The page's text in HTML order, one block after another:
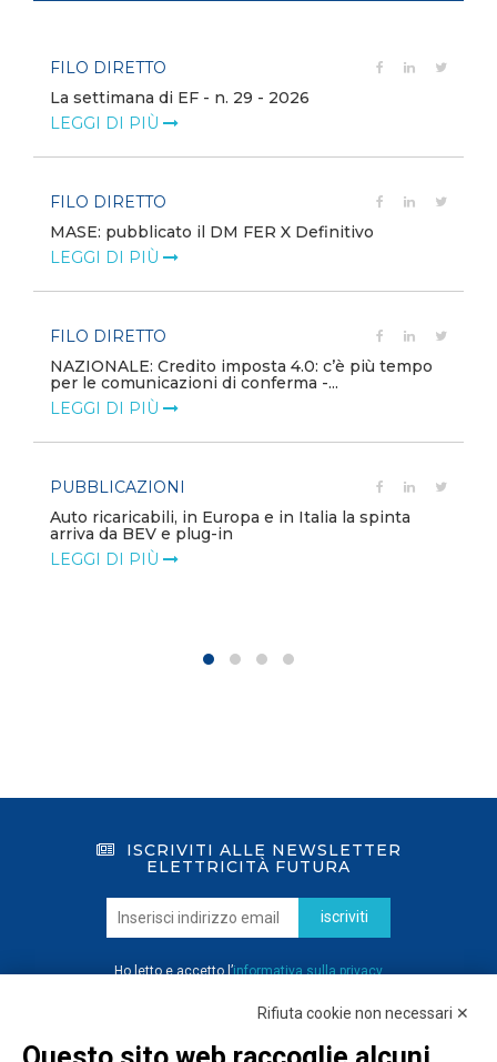
FILO DIRETTO
La settimana di EF - n. 29 - 2026
LEGGI DI PIÙ
FILO DIRETTO
MASE: pubblicato il DM FER X Definitivo
LEGGI DI PIÙ
FILO DIRETTO
NAZIONALE: Credito imposta 4.0: c’è più tempo
per le comunicazioni di conferma -...
LEGGI DI PIÙ
PUBBLICAZIONI
Auto ricaricabili, in Europa e in Italia la spinta
arriva da BEV e plug-in
LEGGI DI PIÙ
ISCRIVITI ALLE NEWSLETTER
ELETTRICITÀ FUTURA
iscriviti
Ho letto e accetto l’informativa sulla privacy
Rifiuta cookie non necessari ✕